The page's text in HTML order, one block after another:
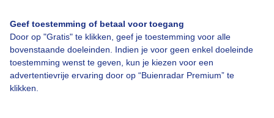
Geef toestemming of betaal voor toegang
Door op "Gratis" te klikken, geef je toestemming voor alle
bovenstaande doeleinden. Indien je voor geen enkel doeleinde
toestemming wenst te geven, kun je kiezen voor een
advertentievrije ervaring door op “Buienradar Premium” te
klikken.
Toegankelijkheid
Gebruikersvoorwaarden
Adverteren
Buienradar Team